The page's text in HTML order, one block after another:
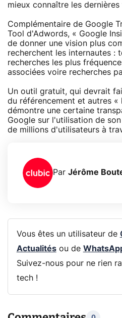
mieux connaître les
Complémentaire de Google
Tool d'Adwords, « Google
de donner une vision plus
recherchent les internautes :
recherches les plus
associées voire recherches
Un outil gratuit, qui devrait
du référencement et autres «
démontre une certaine
Google sur l'utilisation de
de millions d'utilisateurs à
Par Jérôme
Vous êtes un utilisateur de
Actualitésou de
Suivez-nous pour ne rien
tech !